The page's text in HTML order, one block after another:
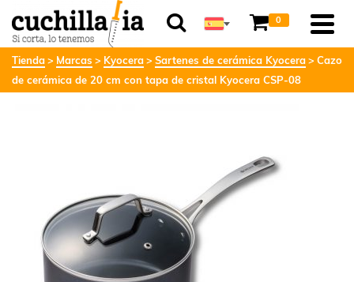
0
Tienda Marcas Kyocera Sartenes de cerámica Kyocera
Cazo
de cerámica de 20 cm con tapa de cristal Kyocera CSP-08